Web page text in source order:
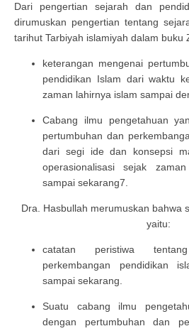
Dari pengertian sejarah dan
dirumuskan pengertian tentang
tarihut Tarbiyah islamiyah dalam buku
keterangan mengenai
pendidikan Islam dari waktu
zaman lahirnya islam sampai
Cabang ilmu pengetahuan
pertumbuhan dan
dari segi ide dan konsepsi
operasionalisasi sejak
sampai sekarang7.
Dra. Hasbullah merumuskan bahwa
yaitu:
catatan peristiwa
perkembangan pendidikan
sampai sekarang.
Suatu cabang ilmu
dengan pertumbuhan dan